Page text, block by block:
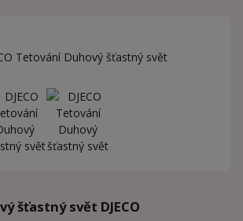
šťastný svět DJECO